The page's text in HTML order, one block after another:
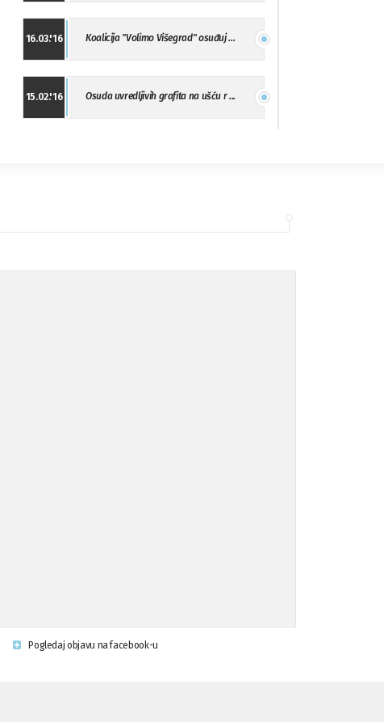
16.03.'16 Koalicija "Volimo Višegrad" osuđuj ...
15.02.'16 Osuda uvredljivih grafita na ušću r ...
09.11.'15 Osuda incidenta tokom dženaze na Pe ...
Pogledaj objavu na facebook-u